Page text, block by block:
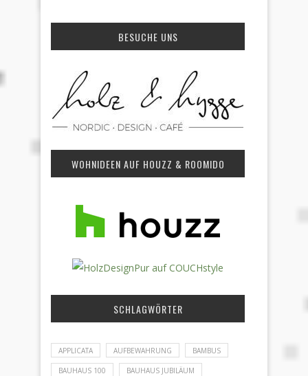
BESUCHE UNS
WOHNIDEEN AUF HOUZZ & ROOMIDO
SCHLAGWÖRTER
APPLICATA AUFBEWAHRUNG BAMBUS
BAUHAUS 100 BAUHAUS JUBILÄUM